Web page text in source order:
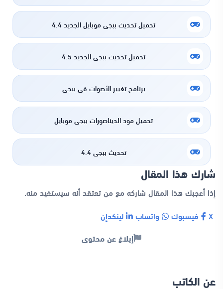
تحميل تحديث ببجي موبايل الجديد 4.4
تحميل تحديث ببجي الجديد 4.5
برنامج تغيير الأصوات في ببجي
تحميل مود الديناصورات ببجي موبايل
تحديث ببجي 4.4
شارك هذا المقال
إذا أعجبك هذا المقال شاركه مع من تعتقد أنه سيستفيد منه.
فيسبوك واتساب لينكدإن
إبلاغ عن محتوى
عن الكاتب